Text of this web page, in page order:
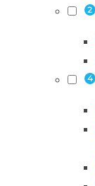
2
4